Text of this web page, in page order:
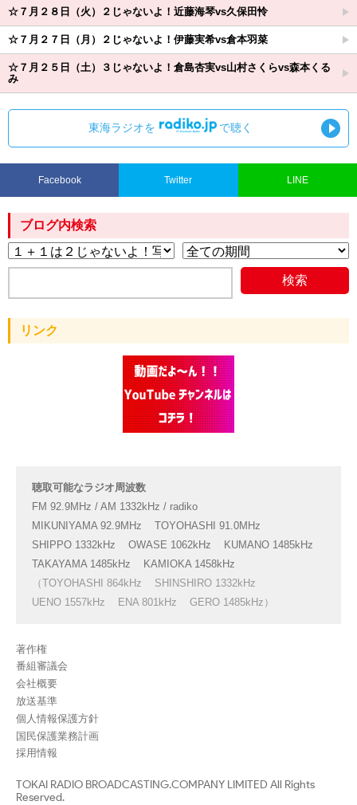
☆７月２８日（火）２じゃないよ！近藤海琴vs久保田怜
☆７月２７日（月）２じゃないよ！伊藤実希vs倉本羽菜
☆７月２５日（土）３じゃないよ！倉島杏実vs山村さくらvs森本くる
み
東海ラジオを で聴く
Facebook Twitter LINE
ブログ内検索
リンク
聴取可能なラジオ周波数
FM 92.9MHz / AM 1332kHz / radiko
MIKUNIYAMA 92.9MHz
TOYOHASHI 91.0MHz
SHIPPO 1332kHz
OWASE 1062kHz
KUMANO 1485kHz
TAKAYAMA 1485kHz
KAMIOKA 1458kHz
（TOYOHASHI 864kHz
SHINSHIRO 1332kHz
UENO 1557kHz
ENA 801kHz GERO 1485kHz）
著作権
番組審議会
会社概要
放送基準
個人情報保護方針
国民保護業務計画
採用情報
TOKAI RADIO BROADCASTING.COMPANY LIMITED All Rights
Reserved.